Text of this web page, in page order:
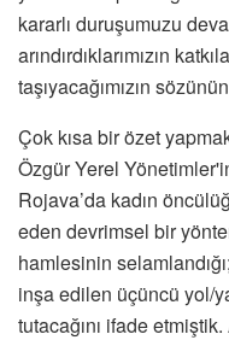
kararlı duruşumuzu
arındırdıklarımızın
taşıyacağımızın
Çok kısa bir özet
Özgür Yerel
Rojava’da kadın
eden devrimsel bir
hamlesinin
inşa edilen üçüncü yol/
tutacağını ifade